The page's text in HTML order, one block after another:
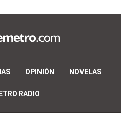
OPINIÓN NOVELAS
RADIO